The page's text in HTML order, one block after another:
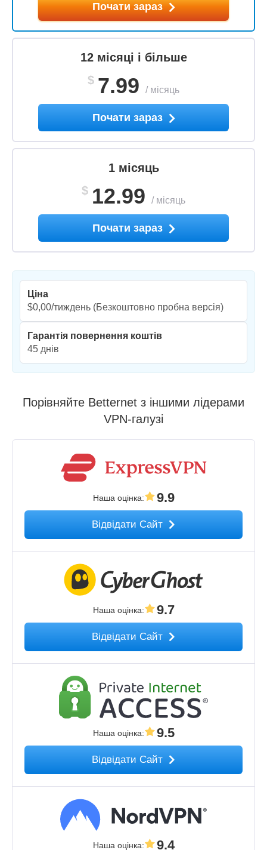
Почати зараз
12 місяці і більше
$ 7.99 / місяць
Почати зараз
1 місяць
$ 12.99 / місяць
Почати зараз
Ціна
$0,00/тиждень (Безкоштовно пробна версія)
Гарантія повернення коштів
45 днів
Порівняйте Betternet з іншими лідерами
VPN-галузі
Наша оцінка: 9.9
Відвідати Сайт
Наша оцінка: 9.7
Відвідати Сайт
Наша оцінка: 9.5
Відвідати Сайт
Наша оцінка: 9.4